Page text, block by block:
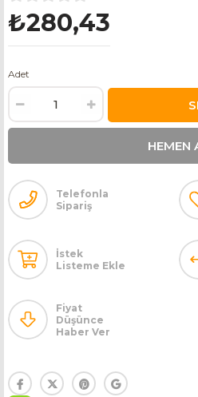
₺280,43
Adet
Telefonla
Sipariş
İstek
Listeme Ekle
Fiyat
Düşünce
Haber Ver